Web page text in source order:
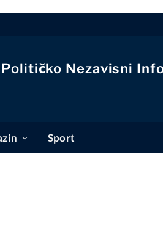
Nezavisni
Sport